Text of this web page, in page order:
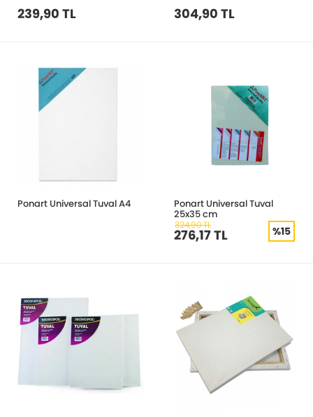
239,90 TL 304,90 TL
Ponart Universal Tuval A4 Ponart Universal Tuval
25x35 cm
324,90 TL
276,17 TL %15